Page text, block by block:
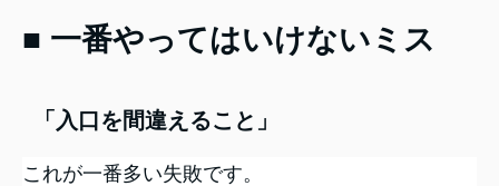
■ 一番やってはいけないミス
「入口を間違えること」
これが一番多い失敗です。